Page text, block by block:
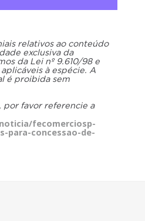
relativos ao conteúdo
exclusiva da
da Lei nº 9.610/98 e
à espécie. A
é proibida sem
por favor referencie a
fecomerciosp-
para-concessao-de-